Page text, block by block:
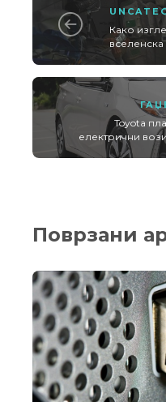
Како
вселенска
Toyota
електрични
Поврзани